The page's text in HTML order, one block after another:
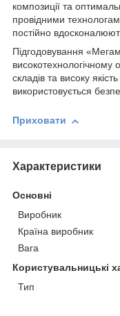
композиції та
провідними
постійно
Підгодовування
високотехнологічному
складів та високу
використовується
Приховати
Характеристики
Основні
Виробник
Країна виробник
Вага
Користувальницькі
Тип